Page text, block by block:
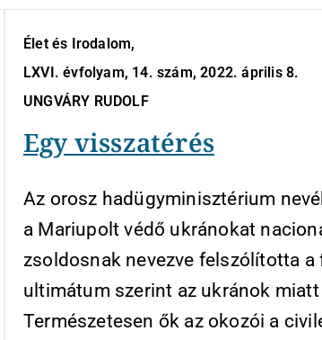
Élet és Irodalom,
LXVI. évfolyam, 14. szám, 2022. április 8.
UNGVÁRY RUDOLF
Egy visszatérés
Az orosz hadügyminisztérium
a Mariupolt védő ukránokat
zsoldosnak nevezve felszólította a
ultimátum szerint az ukránok
Természetesen ők az okozói a